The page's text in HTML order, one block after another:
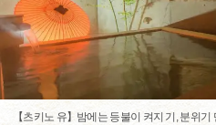
【츠키노 유】밤에는 등불이 켜지 기, 분위기